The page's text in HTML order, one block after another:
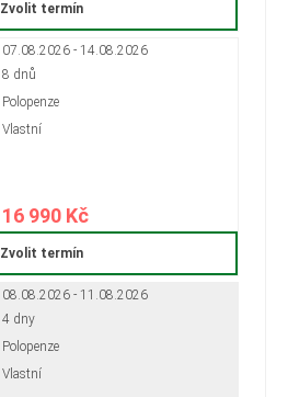
Zvolit termín
07.08.2026 - 14.08.2026
8 dnů
Polopenze
Vlastní
16 990 Kč
Zvolit termín
08.08.2026 - 11.08.2026
4 dny
Polopenze
Vlastní